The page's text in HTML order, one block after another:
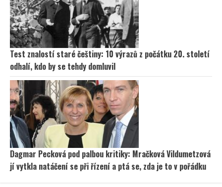
Test znalostí staré češtiny: 10 výrazů z počátku 20. století
odhalí, kdo by se tehdy domluvil
Dagmar Pecková pod palbou kritiky: Mračková Vildumetzová
jí vytkla natáčení se při řízení a ptá se, zda je to v pořádku